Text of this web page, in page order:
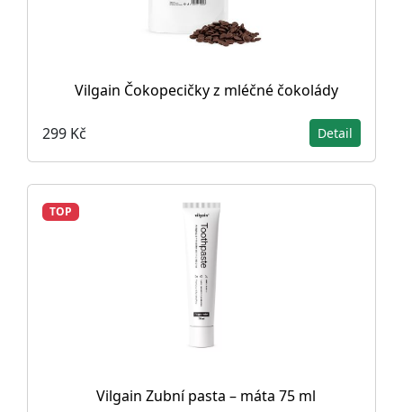
Vilgain Čokopecičky z mléčné čokolády
299 Kč Detail
TOP
Vilgain Zubní pasta – máta 75 ml